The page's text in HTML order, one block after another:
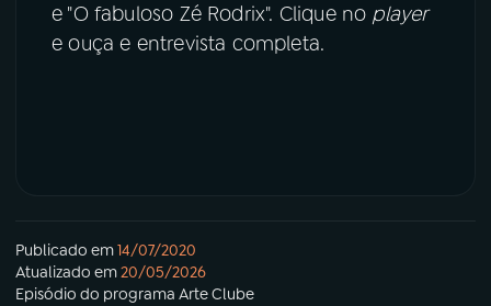
e "O fabuloso Zé Rodrix". Clique no player
e ouça e entrevista completa.
Publicado em14/07/2020
Atualizado em20/05/2026
Episódio do programa Arte Clube